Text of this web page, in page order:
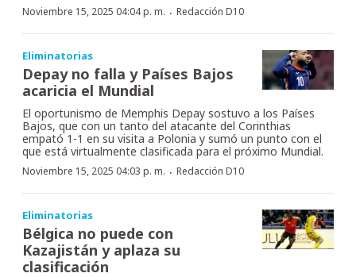
Noviembre 15, 2025 04:04 p. m. · Redacción D10
Eliminatorias
Depay no falla y Países Bajos
acaricia el Mundial
El oportunismo de Memphis Depay sostuvo a los Países
Bajos, que con un tanto del atacante del Corinthias
empató 1-1 en su visita a Polonia y sumó un punto con el
que está virtualmente clasificada para el próximo Mundial.
Noviembre 15, 2025 04:03 p. m. · Redacción D10
Eliminatorias
Bélgica no puede con
Kazajistán y aplaza su
clasificación